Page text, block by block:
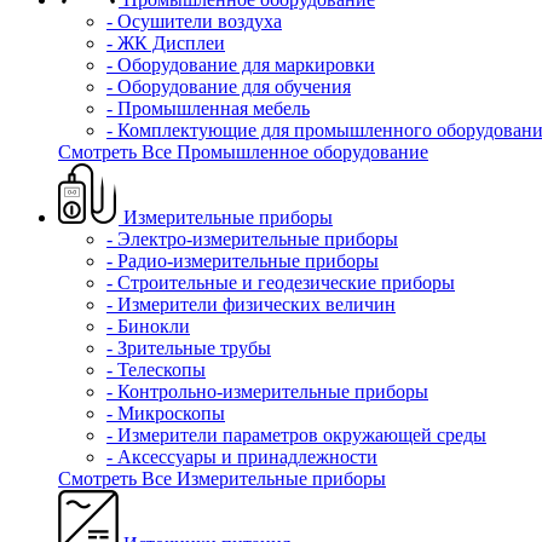
- Осушители воздуха
- ЖК Дисплеи
- Оборудование для маркировки
- Оборудование для обучения
- Промышленная мебель
- Комплектующие для промышленного
Смотреть Все Промышленное оборудование
Измерительные приборы
- Электро-измерительные приборы
- Радио-измерительные приборы
- Строительные и геодезические приборы
- Измерители физических величин
- Бинокли
- Зрительные трубы
- Телескопы
- Контрольно-измерительные приборы
- Микроскопы
- Измерители параметров окружающей среды
- Аксессуары и принадлежности
Смотреть Все Измерительные приборы